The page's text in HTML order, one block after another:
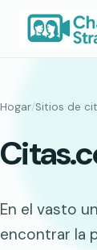
Saltar
contenido
Hogar/Sitios de
En el vasto
encontrar la